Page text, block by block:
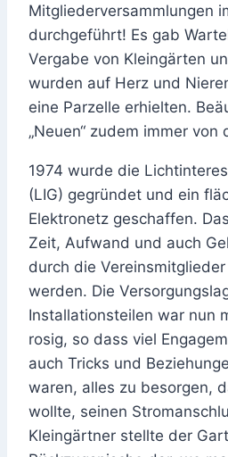
Mitgliederversammlungen
durchgeführt! Es gab
Vergabe von Kleingärten
wurden auf Herz und
eine Parzelle erhielten.
„Neuen“ zudem immer von
1974 wurde die
(LIG) gegründet und ein
Elektronetz geschaffen.
Zeit, Aufwand und auch
durch die
werden. Die
Installationsteilen war nun
rosig, so dass viel
auch Tricks und
waren, alles zu besorgen,
wollte, seinen
Kleingärtner stellte der